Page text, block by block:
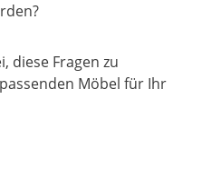
diese Fragen zu
Möbel für Ihr